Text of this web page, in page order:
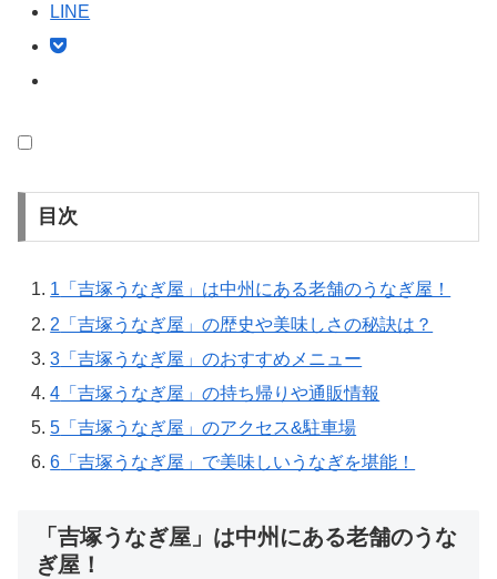
LINE
目次
1 「吉塚うなぎ屋」は中州にある老舗のうなぎ屋！
2 「吉塚うなぎ屋」の歴史や美味しさの秘訣は？
3 「吉塚うなぎ屋」のおすすめメニュー
4 「吉塚うなぎ屋」の持ち帰りや通販情報
5 「吉塚うなぎ屋」のアクセス&駐車場
6 「吉塚うなぎ屋」で美味しいうなぎを堪能！
「吉塚うなぎ屋」は中州にある老舗のうな
ぎ屋！